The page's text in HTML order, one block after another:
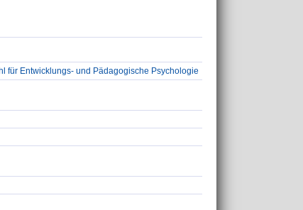
für Entwicklungs- und Pädagogische Psychologie